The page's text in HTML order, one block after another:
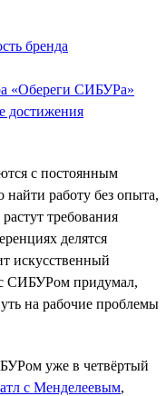
бренда
«Обереги СИБУРа»
достижения
с постоянным
найти работу без опыта,
требования
делятся
искусственный
с СИБУРом придумал,
на рабочие проблемы
уже в четвёртый
с Менделеевым,